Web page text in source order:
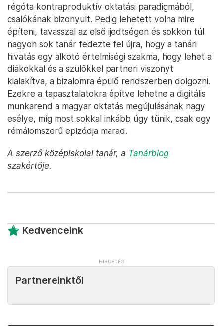
régóta kontraproduktív oktatási paradigmából,
csalókának bizonyult. Pedig lehetett volna mire
építeni, tavasszal az első ijedtségen és sokkon túl
nagyon sok tanár fedezte fel újra, hogy a tanári
hivatás egy alkotó értelmiségi szakma, hogy lehet a
diákokkal és a szülőkkel partneri viszonyt
kialakítva, a bizalomra épülő rendszerben dolgozni.
Ezekre a tapasztalatokra építve lehetne a digitális
munkarend a magyar oktatás megújulásának nagy
esélye, míg most sokkal inkább úgy tűnik, csak egy
rémálomszerű epizódja marad.
A szerző középiskolai tanár, a Tanárblog
szakértője.
Kedvenceink
Partnereinktől